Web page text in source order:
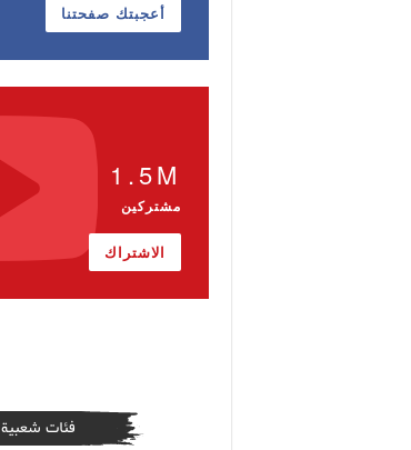
أعجبتك صفحتنا
1.5M
مشتركين
الاشتراك
فئات شعبية